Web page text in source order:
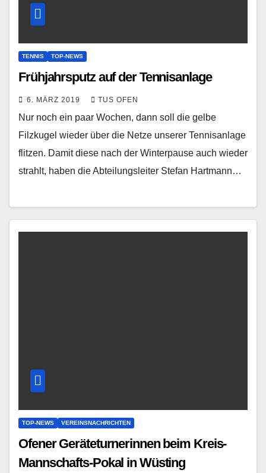
TENNIS TOP-NEWS
Frühjahrsputz auf der Tennisanlage
6. MÄRZ 2019 TUS OFEN
Nur noch ein paar Wochen, dann soll die gelbe
Filzkugel wieder über die Netze unserer Tennisanlage
flitzen. Damit diese nach der Winterpause auch wieder
strahlt, haben die Abteilungsleiter Stefan Hartmann…
TOP-NEWS VEREINSNACHRICHTEN
Ofener Geräteturnerinnen beim Kreis-
Mannschafts-Pokal in Wüsting